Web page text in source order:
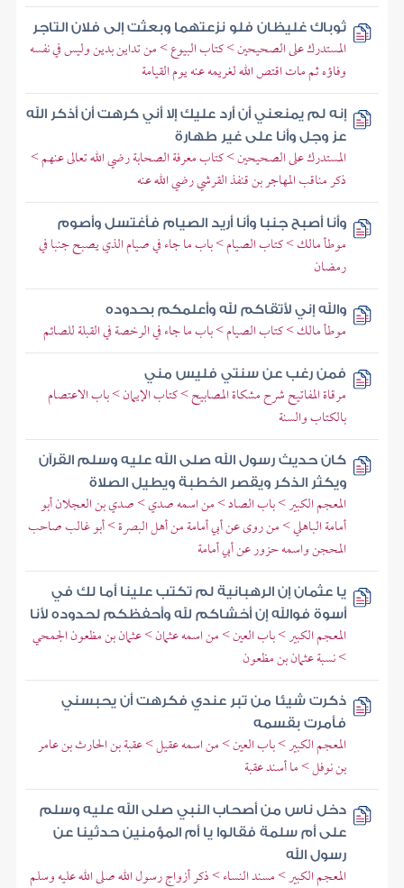
ثوباك غليظان فلو نزعتهما وبعثت إلى فلان التاجر
المستدرك على الصحيحين > كتاب البيوع > من تداين بدين وليس في نفسه
وفاؤه ثم مات اقتص الله لغريمه عنه يوم القيامة
إنه لم يمنعني أن أرد عليك إلا أني كرهت أن أذكر الله
عز وجل وأنا على غير طهارة
المستدرك على الصحيحين > كتاب معرفة الصحابة رضي الله تعالى عنهم >
ذكر مناقب المهاجر بن قنفذ القرشي رضي الله عنه
وأنا أصبح جنبا وأنا أريد الصيام فأغتسل وأصوم
موطأ مالك > كتاب الصيام > باب ما جاء في صيام الذي يصبح جنبا في
رمضان
والله إني لأتقاكم لله وأعلمكم بحدوده
موطأ مالك > كتاب الصيام > باب ما جاء في الرخصة في القبلة للصائم
فمن رغب عن سنتي فليس مني
مرقاة المفاتيح شرح مشكاة المصابيح > كتاب الإيمان > باب الاعتصام
بالكتاب والسنة
كان حديث رسول الله صلى الله عليه وسلم القرآن
ويكثر الذكر ويقصر الخطبة ويطيل الصلاة
المعجم الكبير > باب الصاد > من اسمه صدي > صدي بن العجلان أبو
أمامة الباهلي > من روى عن أبي أمامة من أهل البصرة > أبو غالب صاحب
المحجن واسمه حزور عن أبي أمامة
يا عثمان إن الرهبانية لم تكتب علينا أما لك في
أسوة فوالله إن أخشاكم لله وأحفظكم لحدوده لأنا
المعجم الكبير > باب العين > من اسمه عثمان > عثمان بن مظعون الجمحي
> نسبة عثمان بن مظعون
ذكرت شيئا من تبر عندي فكرهت أن يحبسني
فأمرت بقسمه
المعجم الكبير > باب العين > من اسمه عقيل > عقبة بن الحارث بن عامر
بن نوفل > ما أسند عقبة
دخل ناس من أصحاب النبي صلى الله عليه وسلم
على أم سلمة فقالوا يا أم المؤمنين حدثينا عن
رسول الله
المعجم الكبير > مسند النساء > ذكر أزواج رسول الله صلى الله عليه وسلم